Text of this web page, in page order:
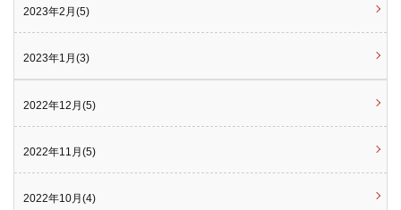
2023年2月(5)
2023年1月(3)
2022年12月(5)
2022年11月(5)
2022年10月(4)